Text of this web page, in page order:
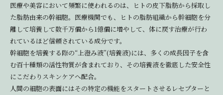
医療や美容において頻繁に使われるのは、ヒトの皮下脂肪から採取し
た脂肪由来の幹細胞。医療機関でも、ヒトの脂肪組織から幹細胞を分
離して培養して数千万個から1億個に増やして、体に戻す治療が行わ
れているほど信頼されている成分です。
幹細胞を培養する際の“上澄み液”(培養液)には、多くの成長因子を含
む百十種類の活性物質が含まれており、その培養液を徹底した安全性
にこだわりスキンケアへ配合。
人間の細胞の表面にはその特定の機能をスタートさせるレセプターと